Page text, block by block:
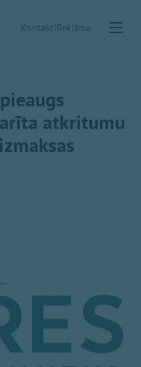
KontaktiReklāma
atkritumu